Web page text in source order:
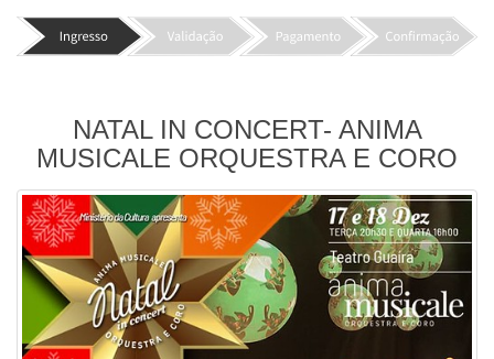
NATAL IN CONCERT- ANIMA
MUSICALE ORQUESTRA E CORO